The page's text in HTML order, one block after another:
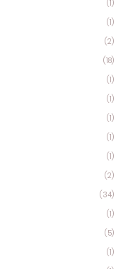
(1)
(1)
(2)
(18)
(1)
(1)
(1)
(1)
(1)
(2)
(34)
(1)
(5)
(1)